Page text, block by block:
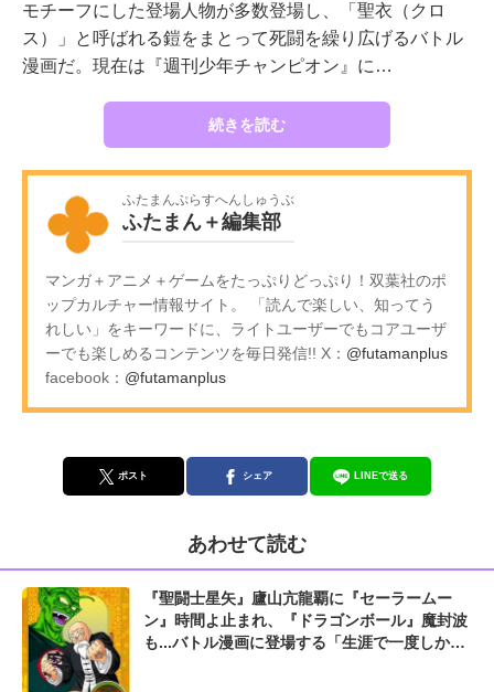
モチーフにした登場人物が多数登場し、「聖衣（クロ
ス）」と呼ばれる鎧をまとって死闘を繰り広げるバトル
漫画だ。現在は『週刊少年チャンピオン』に…
続きを読む
ふたまんぷらすへんしゅうぶ
ふたまん＋編集部
マンガ＋アニメ＋ゲームをたっぷりどっぷり！双葉社のポ
ップカルチャー情報サイト。 「読んで楽しい、知ってう
れしい」をキーワードに、ライトユーザーでもコアユーザ
ーでも楽しめるコンテンツを毎日発信!! X： @futamanplus
facebook： @futamanplus
ポスト シェア LINEで送る
あわせて読む
『聖闘士星矢』廬山亢龍覇に『セーラームー
ン』時間よ止まれ、『ドラゴンボール』魔封波
も...バトル漫画に登場する「生涯で一度しか使